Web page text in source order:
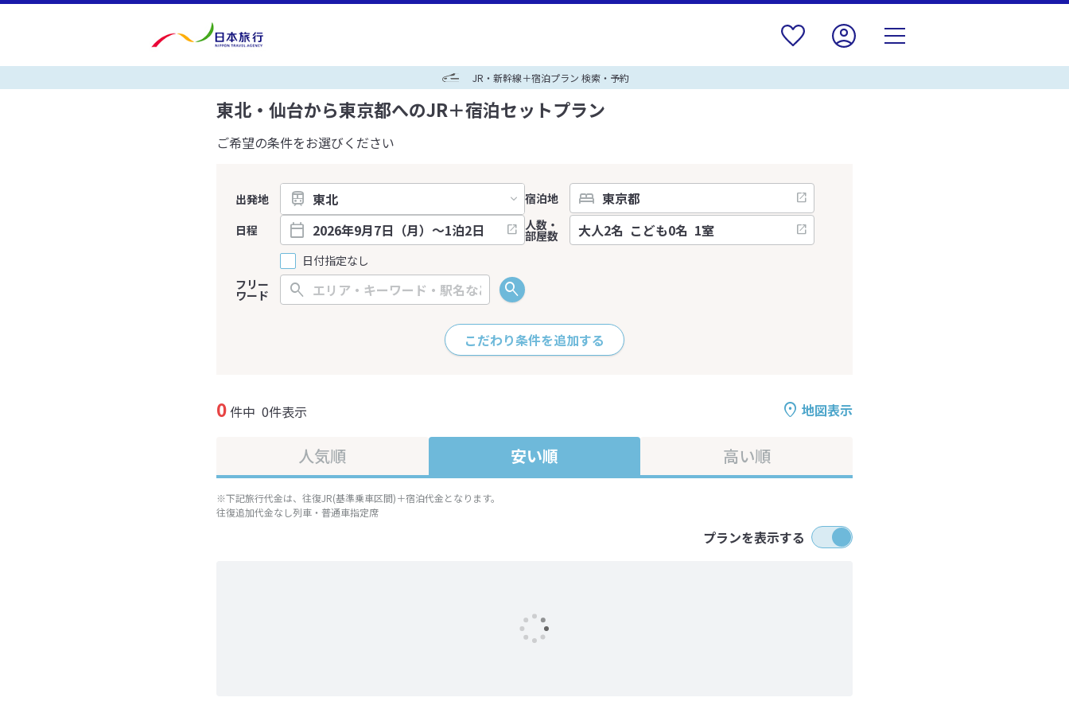
JR・新幹線＋宿泊プラン 検索・予約
東北・仙台から東京都へのJR＋宿泊セットプラン
ご希望の条件をお選びください
出発地
宿泊地
日程
日付指定なし
人数・
部屋数
フリー
ワード
こだわり条件を追加する
地図表示
0件中 0件表示
人気順 安い順 高い順
※下記旅行代金は、往復JR(基準乗車区間)＋宿泊代金となります。
往復追加代金なし列車・普通車指定席
プランを表示する